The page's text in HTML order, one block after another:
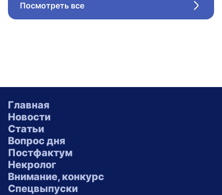
Посмотреть все
Главная
Новости
Статьи
Вопрос дня
Постфактум
Некролог
Внимание, конкурс
Спецвыпуски